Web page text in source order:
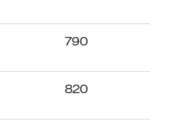
790
820